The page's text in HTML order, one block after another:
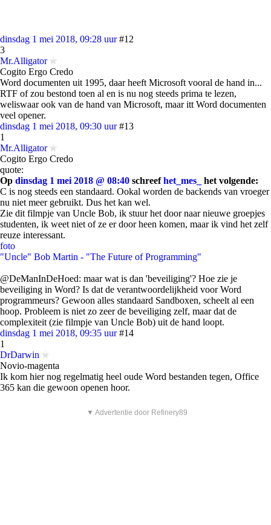
dinsdag 1 mei 2018, 09:28 uur #12
3
Mr.Alligator
Cogito Ergo Credo
Word documenten uit 1995, daar heeft Microsoft vooral de hand in...
RTF of zou bestond toen al en is nu nog steeds prima te lezen,
weliswaar ook van de hand van Microsoft, maar itt Word documenten
veel opener.
dinsdag 1 mei 2018, 09:30 uur #13
1
Mr.Alligator
Cogito Ergo Credo
quote:
Op dinsdag 1 mei 2018 @ 08:40 schreefhet_mes_
het volgende:
C is nog steeds een standaard. Ookal worden de backends van vroeger
nu niet meer gebruikt. Dus het kan wel.
Zie dit filmpje van Uncle Bob, ik stuur het door naar nieuwe groepjes
studenten, ik weet niet of ze er door heen komen, maar ik vind het zelf
reuze interessant.
foto
"Uncle" Bob Martin - "The Future of Programming"
@DeManInDeHoed: maar wat is dan 'beveiliging'? Hoe zie je
beveiliging in Word? Is dat de verantwoordelijkheid voor Word
programmeurs? Gewoon alles standaard Sandboxen, scheelt al een
hoop. Probleem is niet zo zeer de beveiliging zelf, maar dat de
complexiteit (zie filmpje van Uncle Bob) uit de hand loopt.
dinsdag 1 mei 2018, 09:35 uur #14
1
DrDarwin
Novio-magenta
Ik kom hier nog regelmatig heel oude Word bestanden tegen, Office
365 kan die gewoon openen hoor.
▼ Advertentie door Refinery89